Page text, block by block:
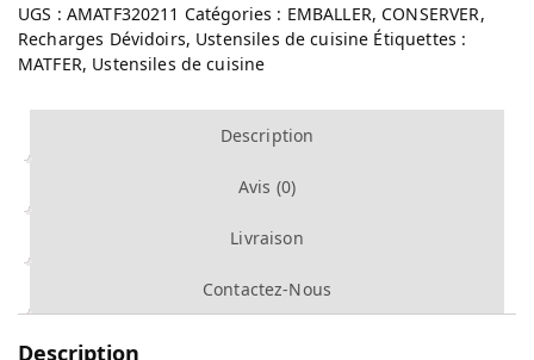
UGS : AMATF320211 Catégories : EMBALLER, CONSERVER,
Recharges Dévidoirs, Ustensiles de cuisine Étiquettes :
MATFER, Ustensiles de cuisine
Description
Avis (0)
Livraison
Contactez-Nous
Description